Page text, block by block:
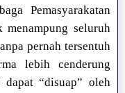
Pemasyarakatan
seluruh
pernah tersentuh
lebih cenderung
“disuap” oleh